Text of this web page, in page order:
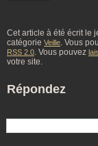
Cet article à été écrit le
catégorie Veille. Vous
RSS 2.0. Vous pouvez
votre site.
Répondez